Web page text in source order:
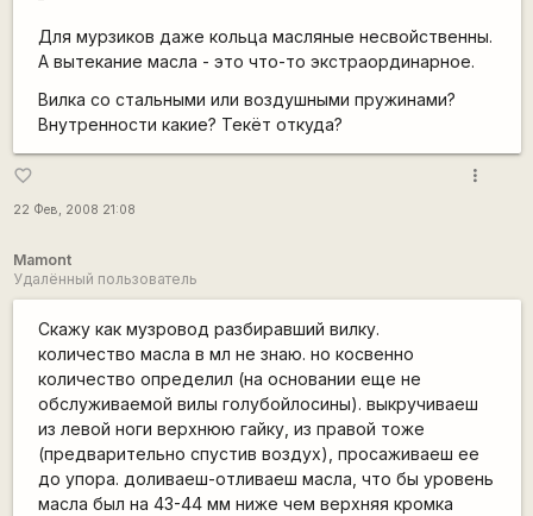
Для мурзиков даже кольца масляные несвойственны.
А вытекание масла - это что-то экстраординарное.
Вилка со стальными или воздушными пружинами?
Внутренности какие? Текёт откуда?
favorite_border
22 Фев, 2008 21:08
more_vert
Mamont
Удалённый пользователь
Скажу как музровод разбиравший вилку.
количество масла в мл не знаю. но косвенно
количество определил (на основании еще не
обслуживаемой вилы голубойлосины). выкручиваеш
из левой ноги верхнюю гайку, из правой тоже
(предварительно спустив воздух), просаживаеш ее
до упора. доливаеш-отливаеш масла, что бы уровень
масла был на 43-44 мм ниже чем верхняя кромка